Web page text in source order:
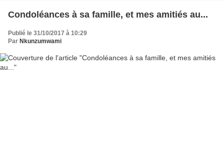
Condoléances à sa famille, et mes amitiés au...
Publié le 31/10/2017 à 10:29
Par Nkunzumwami